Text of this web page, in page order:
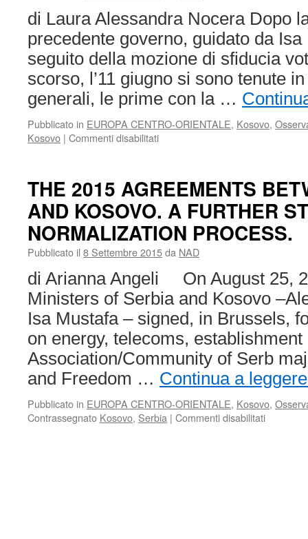
di Laura Alessandra Nocera Dopo
precedente governo, guidato da
seguito della mozione di sfiducia
scorso, l’11 giugno si sono tenute
generali, le prime con la …
Pubblicato in EUROPA CENTRO-ORIENTALE, Kosovo,
Kosovo | Commenti disabilitatisu
for
Kosovo
THE 2015 AGREEMENTS
AND KOSOVO. A FURTHER
NORMALIZATION PROCESS.
Pubblicato il 8 Settembre 2015da NAD
di Arianna Angeli On August 25,
Ministers of Serbia and Kosovo
Isa Mustafa – signed, in Brussels,
on energy, telecoms, establishment
Association/Community of Serb
and Freedom … Continua a leggere
Pubblicato in EUROPA CENTRO-ORIENTALE, Kosovo,
Contrassegnato Kosovo, Serbia | Commenti disabilitatisu